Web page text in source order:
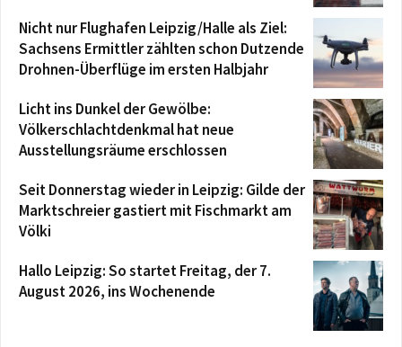
Nicht nur Flughafen Leipzig/Halle als Ziel:
Sachsens Ermittler zählten schon Dutzende
Drohnen-Überflüge im ersten Halbjahr
Licht ins Dunkel der Gewölbe:
Völkerschlachtdenkmal hat neue
Ausstellungsräume erschlossen
Seit Donnerstag wieder in Leipzig: Gilde der
Marktschreier gastiert mit Fischmarkt am
Völki
Hallo Leipzig: So startet Freitag, der 7.
August 2026, ins Wochenende